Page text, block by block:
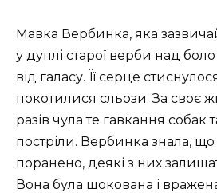
Мавка Вербинка, яка
у дуплі старої верби над
від галасу. Її серце
покотилися сльози. За своє
разів чула те гавкання собак
постріли. Вербинка знала, що
поранено, деякі з них
Вона була шокована і вражена,